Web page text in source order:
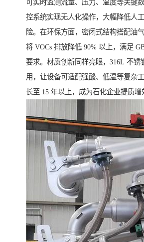
可实时监测流量、压力、温度等关键
控系统实现无人化操作，大幅降低人
险。在环保方面，密闭式结构搭配油气
将 VOCs 排放降低 90% 以上，满足
要求。材质创新同样亮眼，316L 不锈
用，让设备可适配强酸、低温等复杂
长至 15 年以上，成为石化企业提质增